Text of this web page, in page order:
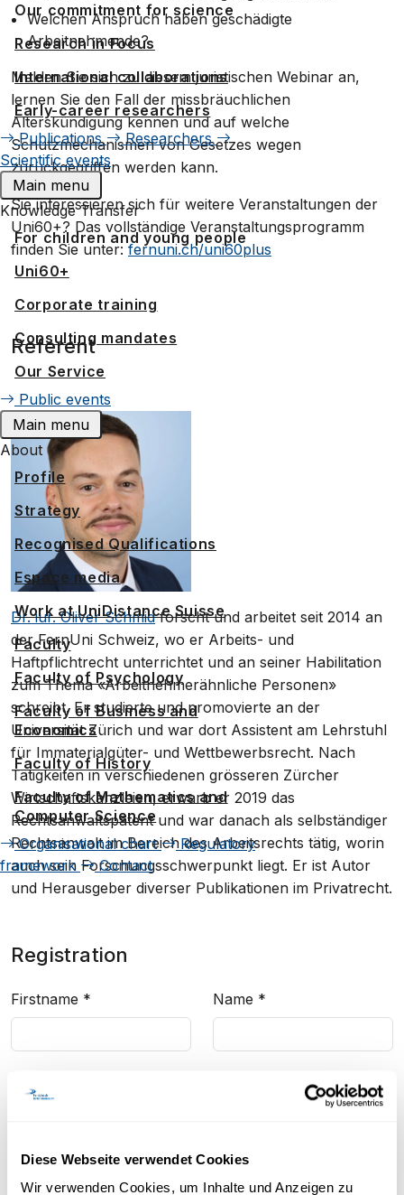
Diese Webseite verwendet Cookies
Wir verwenden Cookies, um Inhalte und Anzeigen zu
Our commitment for science
Research in Focus
International collaborations
Early-career researchers
Publications
Researchers
Scientific events
Main menu
Knowledge Transfer
For children and young people
Uni60+
Corporate training
Consulting mandates
Our Service
Public events
Main menu
About
Profile
Strategy
Recognised Qualifications
Espace media
Work at UniDistance Suisse
Faculty
Faculty of Psychology
Faculty of Business and
Economics
Faculty of History
Faculty of Mathematics and
Computer Science
Organisational chart
Regulatory
framework
Contact
Welchen Anspruch haben geschädigte
Arbeitnehmende?
Melden Sie sich zu diesem juristischen Webinar an,
lernen Sie den Fall der missbräuchlichen
Alterskündigung kennen und auf welche
Schutzmechanismen von Gesetzes wegen
zurückgegriffen werden kann.
Sie interessieren sich für weitere Veranstaltungen der
Uni60+? Das vollständige Veranstaltungsprogramm
finden Sie unter: fernuni.ch/uni60plus
Referent
Dr. iur. Oliver Schmidforscht und arbeitet seit 2014 an
der FernUni Schweiz, wo er Arbeits- und
Haftpflichtrecht unterrichtet und an seiner Habilitation
zum Thema «Arbeitnehmerähnliche Personen»
schreibt. Er studierte und promovierte an der
Universität Zürich und war dort Assistent am Lehrstuhl
für Immaterialgüter- und Wettbewerbsrecht. Nach
Tätigkeiten in verschiedenen grösseren Zürcher
Wirtschaftskanzleien, erwarb er 2019 das
Rechtsanwaltspatent und war danach als selbständiger
Rechtsanwalt im Bereich des Arbeitsrechts tätig, worin
auch sein Forschungsschwerpunkt liegt. Er ist Autor
und Herausgeber diverser Publikationen im Privatrecht.
Registration
Firstname * Name *
Confirm E-Mail*